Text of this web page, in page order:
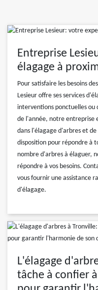
Entreprise
élagage à
Pour satisfaire les besoins
Lesieur offre ses services
interventions ponctuelles
de l'année, notre entreprise
dans l'élagage d'arbres et
disposition pour répondre à
nombre d'arbres à élaguer,
répondre à vos besoins.
vous fournir une assistance
d'élagage.
L'élagage
tâche à confier